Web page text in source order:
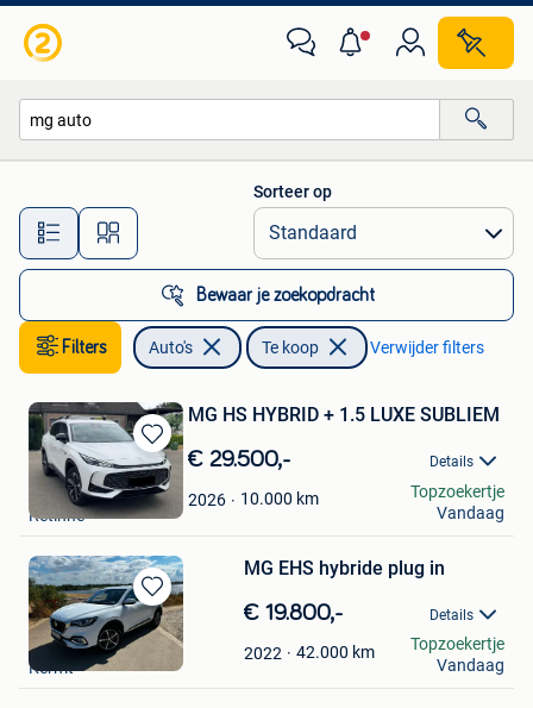
Alle afstanden…
Sorteer op
Bewaar je zoekopdracht
Filters Auto's Te koop Verwijder filters
Bewaren
in
Mijn
Favorieten
MG HS HYBRID + 1.5 LUXE SUBLIEM
€ 29.500,- Details
2026 10.000 km
binjamin leornard
Retinne
Topzoekertje
Vandaag
Bewaren
in
Mijn
Favorieten
MG EHS hybride plug in
€ 19.800,- Details
2022 42.000 km
Els Brans
Kermt
Topzoekertje
Vandaag